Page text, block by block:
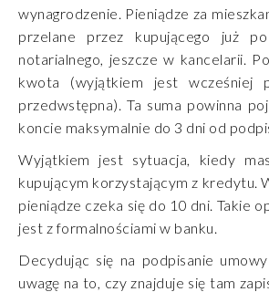
wynagrodzenie. Pieniądze za
przelane przez kupującego już
notarialnego, jeszcze w kancelarii.
kwota (wyjątkiem jest wcześniej
przedwstępna). Ta suma powinna
koncie maksymalnie do 3 dni od
Wyjątkiem jest sytuacja, kiedy
kupującym korzystającym z kredytu.
pieniądze czeka się do 10 dni. Takie
jest z formalnościami w banku.
Decydując się na podpisanie
uwagę na to, czy znajduje się tam